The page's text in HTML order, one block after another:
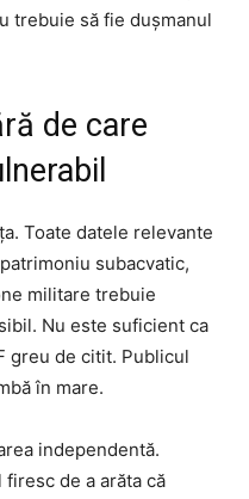
trebuie să fie dușmanul
de care
Toate datele relevante
subacvatic,
militare trebuie
Nu este suficient ca
greu de citit. Publicul
în mare.
independentă.
de a arăta că